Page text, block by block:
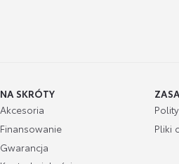
NA SKRÓTY
Akcesoria
Finansowanie
Gwarancja
Pliki